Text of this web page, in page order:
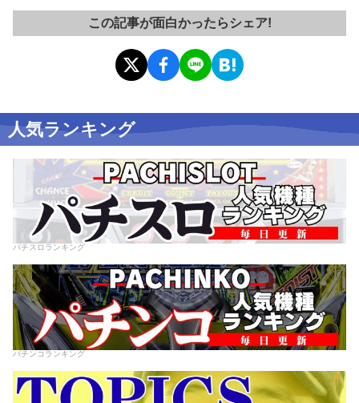
この記事が面白かったらシェア!
人気ランキング
パチスロランキング
パチンコランキング